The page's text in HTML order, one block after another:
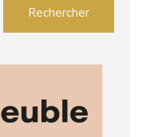
Rechercher